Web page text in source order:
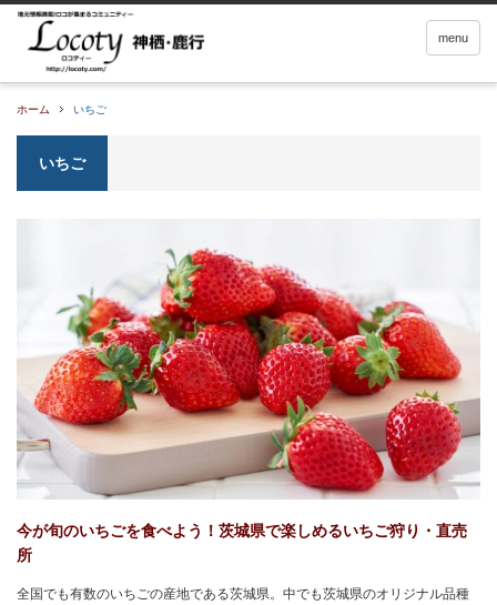
menu
ホーム いちご
いちご
今が旬のいちごを食べよう！茨城県で楽しめるいちご狩り・直売
所
全国でも有数のいちごの産地である茨城県。中でも茨城県のオリジナル品種